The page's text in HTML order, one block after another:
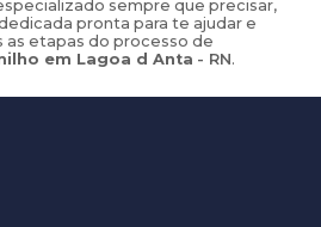
sempre que precisar,
pronta para te ajudar e
etapas do processo de
em Lagoa d Anta - RN.